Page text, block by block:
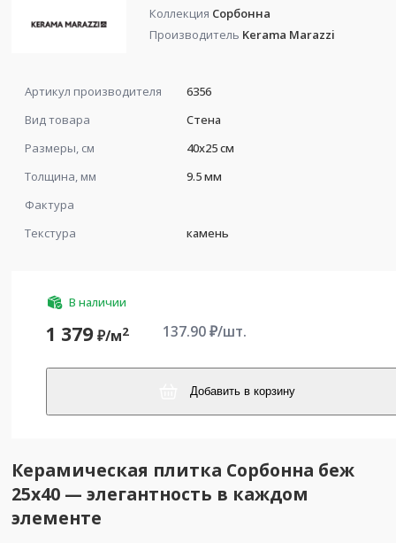
Коллекция Сорбонна
Производитель Kerama Marazzi
Артикул производителя
6356
Вид товара
Стена
Размеры, см
40x25 см
Толщина, мм
9.5 мм
Фактура
Текстура
камень
В наличии
1 379 ₽/м2 137.90₽/шт.
Добавить в корзину
Керамическая плитка Сорбонна беж
25x40 — элегантность в каждом
элементе